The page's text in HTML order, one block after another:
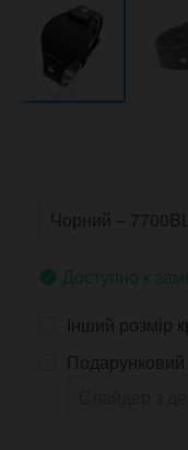
Доступно к
Інший розмір